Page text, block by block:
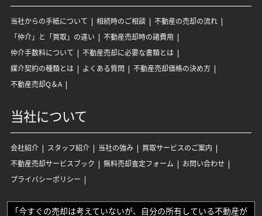
当社からの手紙について 相続時のご相談
不動産の売却の流れ
「仲介」と「買取」の違い
不動産売却時の諸費用
仲介手数料について
不動産売却に必要な書類とは
媒介契約の種類とは
よくある質問
不動産売却価格の決め方
不動産売却Q＆A
当社について
会社紹介 スタッフ紹介 当社の強み
買取サービスのご案内
不動産売却サービスブック
無料売却査定フォーム
お問い合わせ
プライバシーポリシー
「今すぐの売却は考えていないが、自分の所有している不動産が